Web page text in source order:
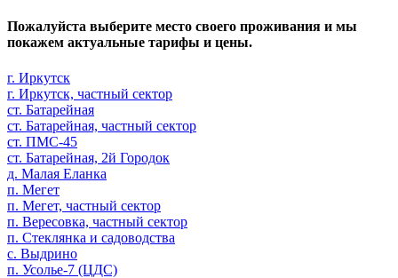
Пожалуйста выберите место своего проживания и мы
покажем актуальные тарифы и цены.
г. Иркутск
г. Иркутск, частный сектор
ст. Батарейная
ст. Батарейная, частный сектор
ст. ПМС-45
ст. Батарейная, 2й Городок
д. Малая Еланка
п. Мегет
п. Мегет, частный сектор
п. Вересовка, частный сектор
п. Стеклянка и садоводства
с. Выдрино
п. Усолье-7 (ЦДС)